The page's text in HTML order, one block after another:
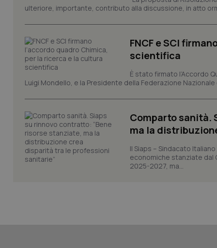
ulteriore, importante, contributo alla discussione, in atto
FNCF e SCI
scientifica
È stato firmato l’Accordo
Luigi Mondello, e la Presidente della Federazione Nazionale
Comparto sanità.
ma la
Il Siaps – Sindacato
economiche stanziate dal
2025-2027, ma...
CookieScriptConsent
tracking-sites-
session-id
_ga